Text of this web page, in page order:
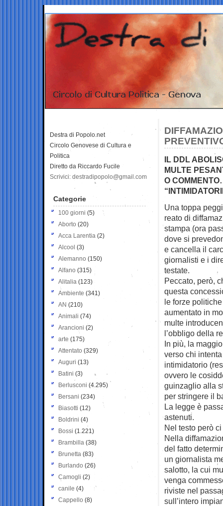
IL DDL
MULTE
O
Una toppa
reato di
stampa (ora
dove si
e cancella il
giornalisti e i
testate.
Peccato, però,
questa
le forze
aumentato in
multe
l’obbligo della
In più, la
verso chi
intimidatorio
ovvero le
guinzaglio alla
per stringere il
La legge è
astenuti.
Nel testo però
Nella
del fatto
un giornalista
salotto, la cui
venga
riviste nel
sull’intero
Destra di Popolo.net
Circolo Genovese di Cultura e
Politica
Diretto da Riccardo Fucile
Scrivici: destradipopolo@gmail.com
Categorie
100 giorni (5)
Aborto (20)
Acca Larentia (2)
Alcool (3)
Alemanno (150)
Alfano (315)
Alitalia (123)
Ambiente (341)
AN (210)
Animali (74)
Arancioni (2)
arte (175)
Attentato (329)
Auguri (13)
Batini (3)
Berlusconi (4.295)
Bersani (234)
Biasotti (12)
Boldrini (4)
Bossi (1.221)
Brambilla (38)
Brunetta (83)
Burlando (26)
Camogli (2)
canile (4)
Cappello (8)